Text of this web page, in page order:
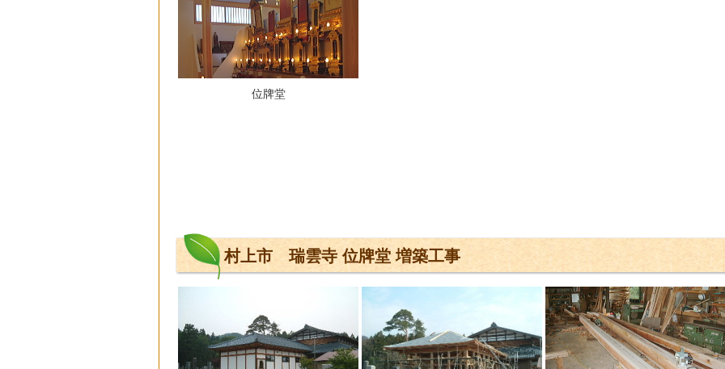
位牌堂
村上市 瑞雲寺 位牌堂 増築工事